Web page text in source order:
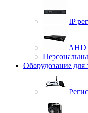
IP
AHD
Оборудование для